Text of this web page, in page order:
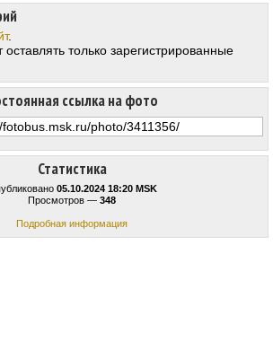
Статистика
05.10.2024 18:20 MSK
Просмотров — 348
Подробная информация
ссылка на фото
.
только зарегистрированные